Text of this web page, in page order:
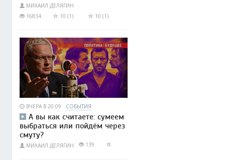
МИХАИЛ ДЕЛЯГИН
16834
10 (1) 10 (1)
ВЧЕРА В 20:09 СОБЫТИЯ
А вы как считаете: сумеем
выбраться или пойдём через
смуту?
МИХАИЛ ДЕЛЯГИН 139